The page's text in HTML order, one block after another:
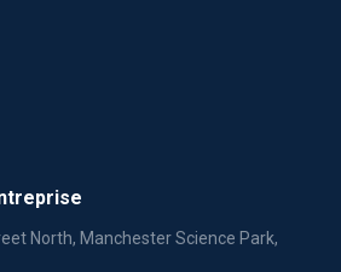
North, Manchester Science Park,